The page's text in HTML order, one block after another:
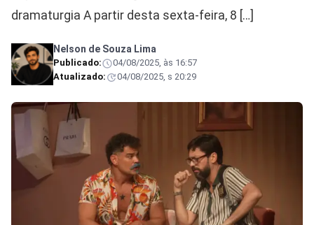
dramaturgia A partir desta sexta-feira, 8 […]
Nelson de Souza Lima
Publicado:
04/08/2025, às 16:57
Atualizado:
04/08/2025, s 20:29